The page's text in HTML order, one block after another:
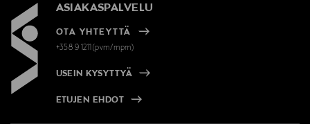
ASIAKASPALVELU
OTA YHTEYTTÄ
+358 9 1211(pvm/mpm)
USEIN KYSYTTYÄ
ETUJEN EHDOT